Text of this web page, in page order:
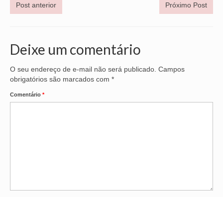
TÉCNICOS JUDICIÁRIOS
Post anterior Próximo Post
Deixe um comentário
O seu endereço de e-mail não será publicado. Campos
obrigatórios são marcados com *
Comentário *